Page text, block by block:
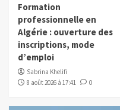
Formation
professionnelle en
Algérie : ouverture des
inscriptions, mode
d’emploi
Sabrina Khelifi
8 août 2026 à 17:41
0